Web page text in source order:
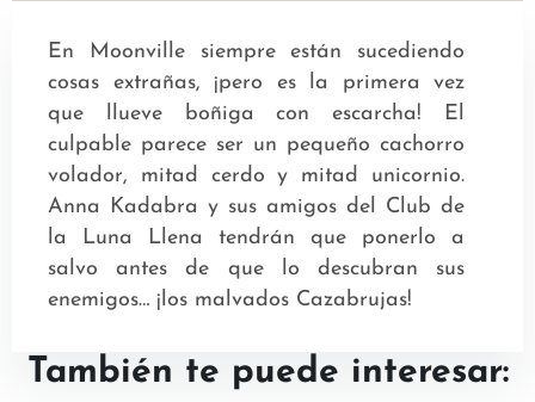
En Moonville siempre están sucediendo
cosas extrañas, ¡pero es la primera vez
que llueve boñiga con escarcha! El
culpable parece ser un pequeño cachorro
volador, mitad cerdo y mitad unicornio.
Anna Kadabra y sus amigos del Club de
la Luna Llena tendrán que ponerlo a
salvo antes de que lo descubran sus
enemigos… ¡los malvados Cazabrujas!
También te puede interesar: